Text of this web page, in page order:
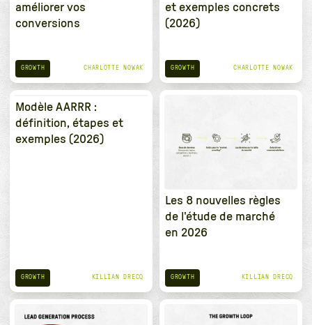
améliorer vos
conversions
GROWTH CHARLOTTE NOWAK
et exemples concrets
(2026)
GROWTH CHARLOTTE NOWAK
Modèle AARRR :
définition, étapes et
exemples (2026)
GROWTH KILLIAN DRECQ
Les 8 nouvelles règles
de l'étude de marché
en 2026
GROWTH KILLIAN DRECQ